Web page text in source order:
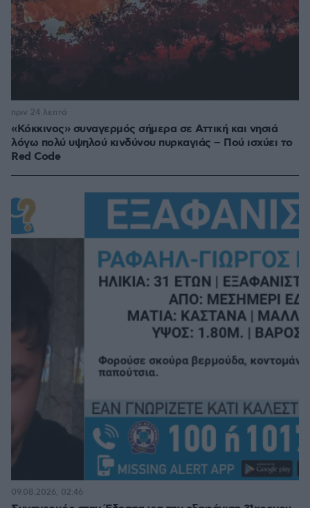
«Κόκκινος» συναγερμός σήμερα σε Αττική και νησιά
λόγω πολύ υψηλού κινδύνου πυρκαγιάς – Πού ισχύει το
Red Code
πριν 24 λεπτά
09.08.2026, 02:46